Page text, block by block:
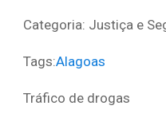
Categoria: Justiça e
Tags:Alagoas
Tráfico de drogas